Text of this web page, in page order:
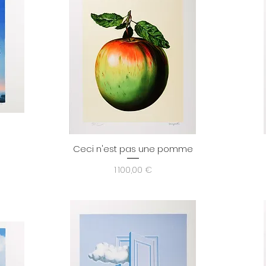
Aperçu rapide
Ceci n'est pas une pomme
Prix
1 100,00 €